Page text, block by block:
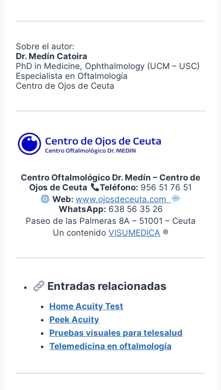
Sobre el autor:
Dr. Medín Catoira
PhD in Medicine, Ophthalmology (UCM – USC)
Especialista en Oftalmología
Centro de Ojos de Ceuta
Centro Oftalmológico Dr. Medín – Centro de
Ojos de Ceuta
Teléfono: 956 51 76 51
Web: www.ojosdeceuta.com
WhatsApp: 638 56 35 26
Paseo de las Palmeras 8A – 51001 – Ceuta
Un contenido VISUMEDICA ®
Entradas relacionadas
Home Acuity Test
Peek Acuity
Pruebas visuales para telesalud
Telemedicina en oftalmología